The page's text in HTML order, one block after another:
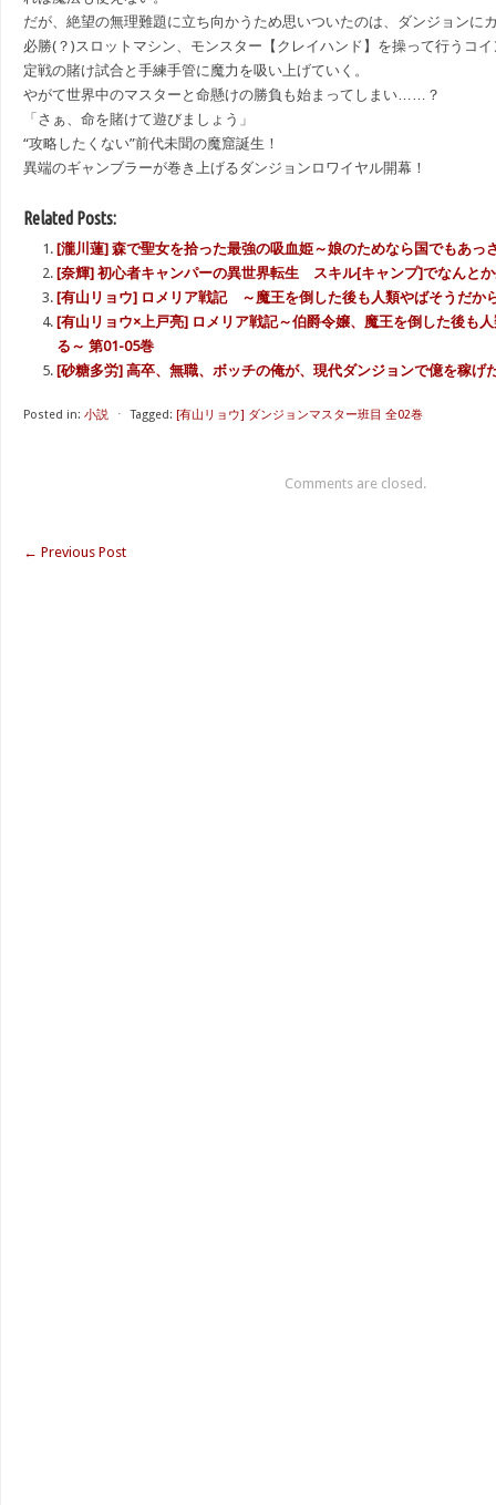
だが、絶望の無理難題に立ち向かうため思いついたのは、ダンジョンに
必勝(？)スロットマシン、モンスター【クレイハンド】を操って行うコ
定戦の賭け試合と手練手管に魔力を吸い上げていく。
やがて世界中のマスターと命懸けの勝負も始まってしまい……？
「さぁ、命を賭けて遊びましょう」
“攻略したくない”前代未聞の魔窟誕生！
異端のギャンブラーが巻き上げるダンジョンロワイヤル開幕！
Related Posts:
[瀧川蓮] 森で聖女を拾った最強の吸血姫～娘のためなら国でもあっ
[奈輝] 初心者キャンパーの異世界転生 スキル[キャンプ]でなんと
[有山リョウ] ロメリア戦記 ～魔王を倒した後も人類やばそうだか
[有山リョウ×上戸亮] ロメリア戦記～伯爵令嬢、魔王を倒した後も
る～ 第01-05巻
[砂糖多労] 高卒、無職、ボッチの俺が、現代ダンジョンで億を稼げ
Posted in: 小説 ⋅ Tagged: [有山リョウ] ダンジョンマスター班目 全02巻
Comments are closed.
← Previous Post